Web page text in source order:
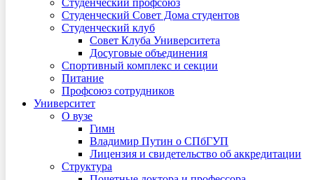
Студенческий профсоюз
Студенческий Совет Дома студентов
Студенческий клуб
Совет Клуба Университета
Досуговые объединения
Спортивный комплекс и секции
Питание
Профсоюз сотрудников
Университет
О вузе
Гимн
Владимир Путин о СПбГУП
Лицензия и свидетельство об аккредитации
Структура